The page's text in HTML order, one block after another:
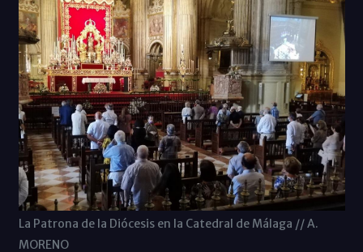
La Patrona de la Diócesis en la Catedral de Málaga // A.
MORENO